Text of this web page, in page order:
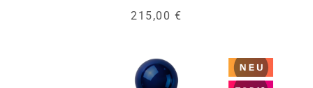
215,00 €